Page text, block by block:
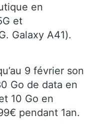
en
et
Galaxy A41).
9 février son
Go de data en
10 Go en
pendant 1an.